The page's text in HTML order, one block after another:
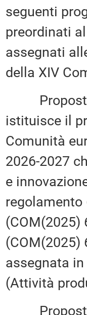
seguenti
preordinati
assegnati
della XIV
Proposta
istituisce il
Comunità
2026-2027
e
(COM(2025)
(COM(2025)
assegnata
(Attività
Proposta